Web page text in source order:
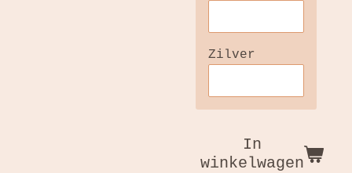
Zilver
In
winkelwagen